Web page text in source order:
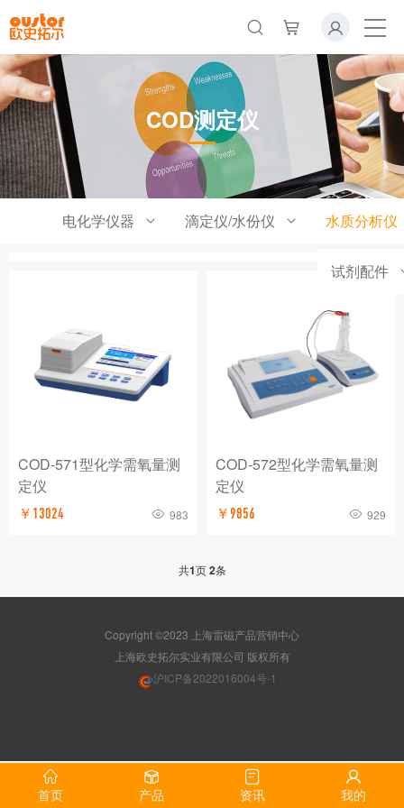
COD测定仪
电化学仪器 滴定仪/水份仪 水质分析仪
试剂配件
COD-571型化学需氧量测
定仪
￥13024 983
COD-572型化学需氧量测
定仪
￥9856 929
共1页2条
Copyright ©2023 上海雷磁产品营销中心
版权所有
沪ICP备2022016004号-1
首页 产品 资讯 我的